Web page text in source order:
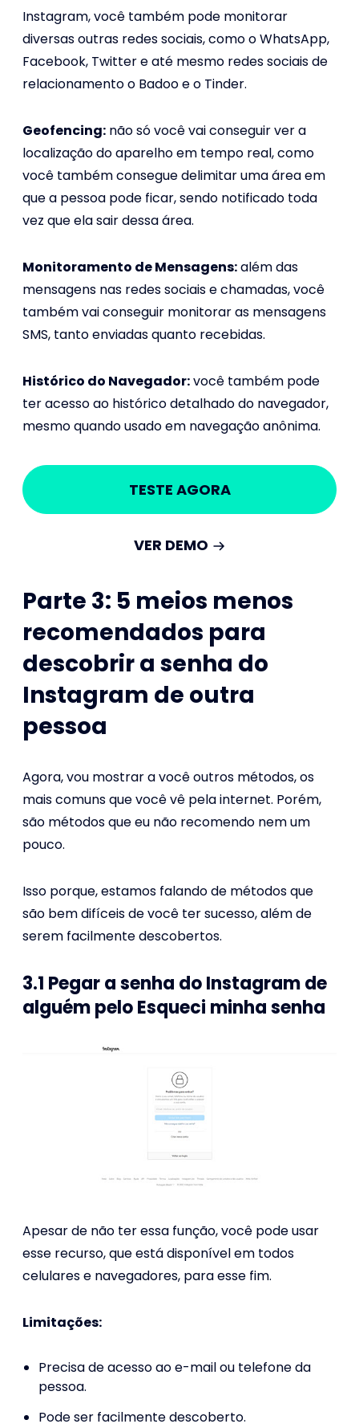
Instagram, você também pode monitorar
diversas outras redes sociais, como o WhatsApp,
Facebook, Twitter e até mesmo redes sociais de
relacionamento o Badoo e o Tinder.
Geofencing: não só você vai conseguir ver a
localização do aparelho em tempo real, como
você também consegue delimitar uma área em
que a pessoa pode ficar, sendo notificado toda
vez que ela sair dessa área.
Monitoramento de Mensagens:além das
mensagens nas redes sociais e chamadas, você
também vai conseguir monitorar as mensagens
SMS, tanto enviadas quanto recebidas.
Histórico do Navegador:você também pode
ter acesso ao histórico detalhado do navegador,
mesmo quando usado em navegação anônima.
TESTE AGORA
VER DEMO
Parte 3: 5 meios menos
recomendados para
descobrir a senha do
Instagram de outra
pessoa
Agora, vou mostrar a você outros métodos, os
mais comuns que você vê pela internet. Porém,
são métodos que eu não recomendo nem um
pouco.
Isso porque, estamos falando de métodos que
são bem difíceis de você ter sucesso, além de
serem facilmente descobertos.
3.1 Pegar a senha do Instagram de
alguém pelo Esqueci minha senha
Apesar de não ter essa função, você pode usar
esse recurso, que está disponível em todos
celulares e navegadores, para esse fim.
Limitações:
Precisa de acesso ao e-mail ou telefone da
pessoa.
Pode ser facilmente descoberto.